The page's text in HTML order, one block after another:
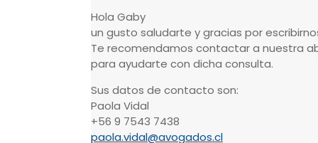
Hola Gaby
un gusto saludarte y gracias por
Te recomendamos contactar a nuestra
para ayudarte con dicha consulta.
Sus datos de contacto son:
Paola Vidal
+56 9 7543 7438
paola.vidal@avogados.cl